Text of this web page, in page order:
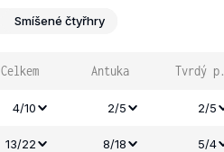
Smíšené čtyřhry
Celkem Antuka Tvrdý p.
4/10 2/5 2/5
13/22 8/18 5/4